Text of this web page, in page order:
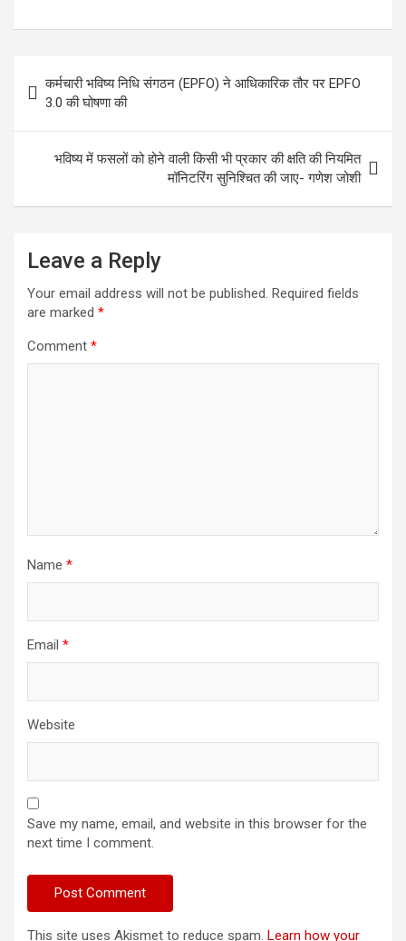
navigation
कर्मचारी भविष्य निधि संगठन (EPFO) ने आधिकारिक तौर पर EPFO
3.0 की घोषणा की
भविष्य में फसलों को होने वाली किसी भी प्रकार की क्षति की नियमित
मॉनिटरिंग सुनिश्चित की जाए- गणेश जोशी
Leave a Reply
Your email address will not be published. Required fields
are marked *
Comment *
Name *
Email *
Website
Save my name, email, and website in this browser for the
next time I comment.
This site uses Akismet to reduce spam. Learn how your